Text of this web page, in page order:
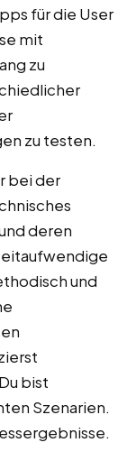
für die User
mit
zu
zu testen.
bei der
deren
und
bist
Szenarien.